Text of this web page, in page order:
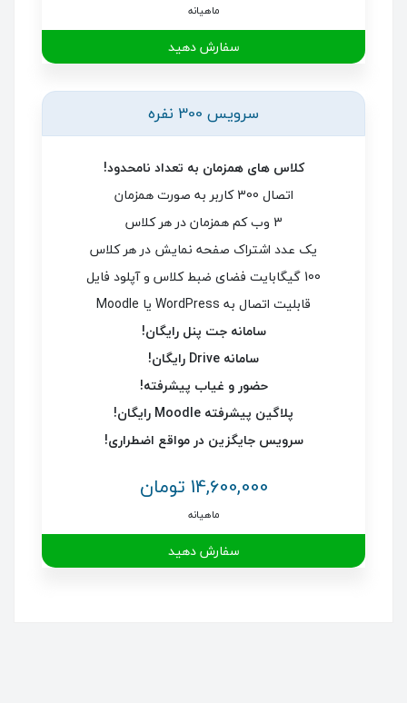
ماهیانه
سفارش دهید
سرویس 300 نفره
کلاس های همزمان به تعداد نامحدود!
اتصال 300 کاربر به صورت همزمان
3 وب کم همزمان در هر کلاس
یک عدد اشتراک صفحه نمایش در هر کلاس
100 گیگابایت فضای ضبط کلاس و آپلود فایل
قابلیت اتصال به WordPress یا Moodle
سامانه جت پنل رایگان!
سامانه Drive رایگان!
حضور و غیاب پیشرفته!
پلاگین پیشرفته Moodle رایگان!
سرویس جایگزین در مواقع اضطراری!
14,600,000 تومان
ماهیانه
سفارش دهید